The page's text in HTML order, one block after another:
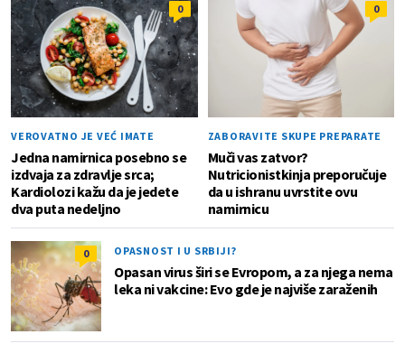
0
VEROVATNO JE VEĆ IMATE
Jedna namirnica posebno se
izdvaja za zdravlje srca;
Kardiolozi kažu da je jedete
dva puta nedeljno
0
ZABORAVITE SKUPE PREPARATE
Muči vas zatvor?
Nutricionistkinja preporučuje
da u ishranu uvrstite ovu
namirnicu
0 OPASNOST I U SRBIJI?
Opasan virus širi se Evropom, a za njega nema
leka ni vakcine: Evo gde je najviše zaraženih